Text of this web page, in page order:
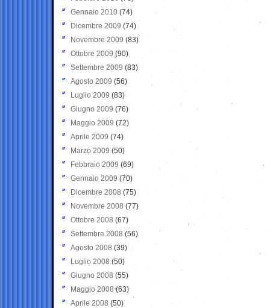
Gennaio 2010 (74)
Dicembre 2009 (74)
Novembre 2009 (83)
Ottobre 2009 (90)
Settembre 2009 (83)
Agosto 2009 (56)
Luglio 2009 (83)
Giugno 2009 (76)
Maggio 2009 (72)
Aprile 2009 (74)
Marzo 2009 (50)
Febbraio 2009 (69)
Gennaio 2009 (70)
Dicembre 2008 (75)
Novembre 2008 (77)
Ottobre 2008 (67)
Settembre 2008 (56)
Agosto 2008 (39)
Luglio 2008 (50)
Giugno 2008 (55)
Maggio 2008(63)
Aprile 2008 (50)